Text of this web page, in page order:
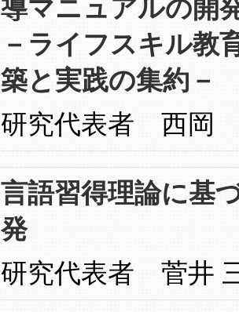
導マニュアルの開
－ライフスキル教
築と実践の集約－
研究代表者 西岡
言語習得理論に基
発
研究代表者 菅井